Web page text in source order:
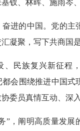
钗、林晖、施雨岑
进的中国。党的主
凝聚，写下共商国
、民族复兴新征程
会围绕推进中国式
协委员真情互动、
”，阐明高质量发展